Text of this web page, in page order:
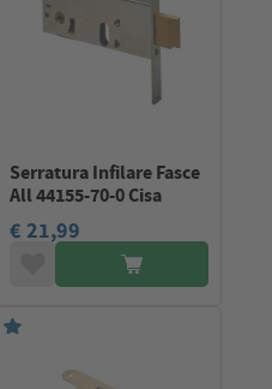
Serratura Infilare Fasce
All 44155-70-0 Cisa
€ 21,99